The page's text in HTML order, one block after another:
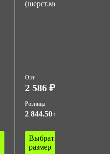
(шерст.мех)
Опт
2 586 ₽
Розница
2 844.50 ₽
Выбрать
размер